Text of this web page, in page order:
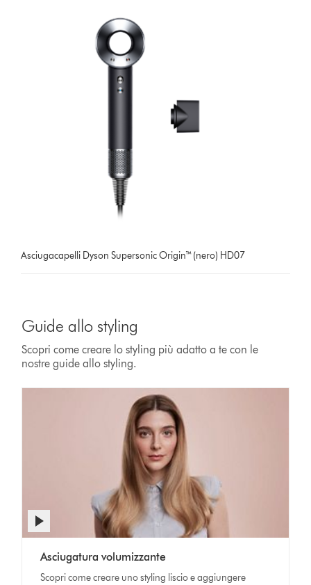
Asciugacapelli Dyson Supersonic Origin™ (nero) HD07
Guide allo styling
Scopri come creare lo styling più adatto a te con le
nostre guide allo styling.
Asciugatura volumizzante
Scopri come creare uno styling liscio e aggiungere